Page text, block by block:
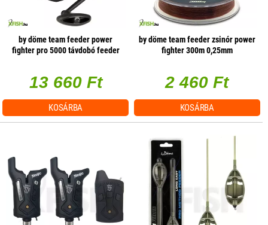
by döme team feeder power
fighter pro 5000 távdobó feeder
13 660 Ft
KOSÁRBA
by döme team feeder zsinór power
fighter 300m 0,25mm
2 460 Ft
KOSÁRBA